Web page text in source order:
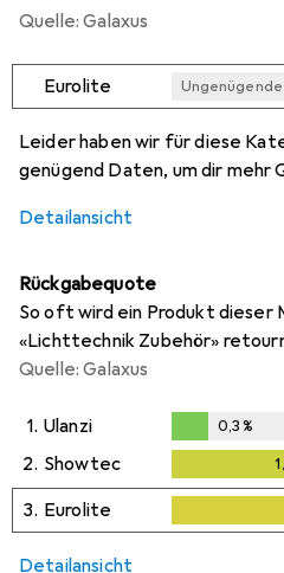
Quelle: Galaxus
Eurolite
Leider haben wir für diese
genügend Daten, um dir mehr
Detailansicht
Rückgabequote
So oft wird ein Produkt dieser
«Lichttechnik Zubehör»
Quelle: Galaxus
1. Ulanzi
0,3%
0,3%
2. Showtec
3. Eurolite
Detailansicht